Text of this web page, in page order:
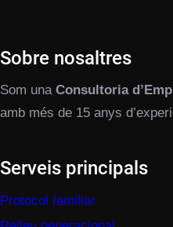
Sobre nosaltres
Som una Consultoria
amb més de 15 anys
Serveis principals
Protocol familiar